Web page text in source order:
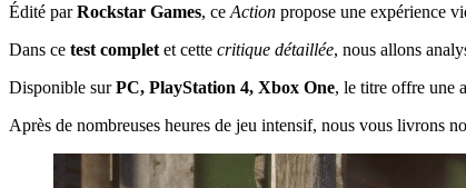
Édité parRockstar Games, ce Action propose une expérience
Dans ce test complet et cette critique détaillée, nous allons
Disponible surPC, PlayStation 4, Xbox One, le titre offre une
Après de nombreuses heures de jeu intensif, nous vous livrons